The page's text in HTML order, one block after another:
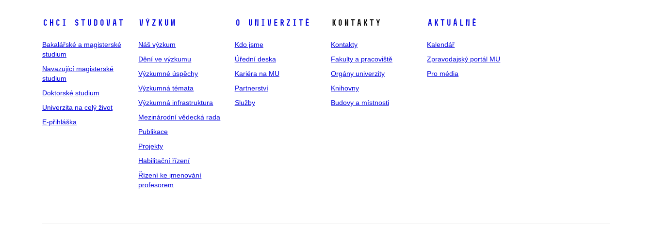
Chci studovat
Bakalářské a magisterské
studium
Navazující magisterské
studium
Doktorské studium
Univerzita na celý život
E-přihláška
Výzkum
Náš výzkum
Dění ve výzkumu
Výzkumné úspěchy
Výzkumná témata
Výzkumná infrastruktura
Mezinárodní vědecká rada
Publikace
Projekty
Habilitační řízení
Řízení ke jmenování
profesorem
O univerzitě
Kdo jsme
Úřední deska
Kariéra na MU
Partnerství
Služby
Kontakty
Kontakty
Fakulty a pracoviště
Orgány univerzity
Knihovny
Budovy a místnosti
Aktuálně
Kalendář
Zpravodajský portál MU
Pro média